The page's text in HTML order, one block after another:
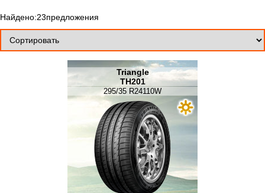
Найдено:23предложения
Triangle
TH201
295/35 R24110W